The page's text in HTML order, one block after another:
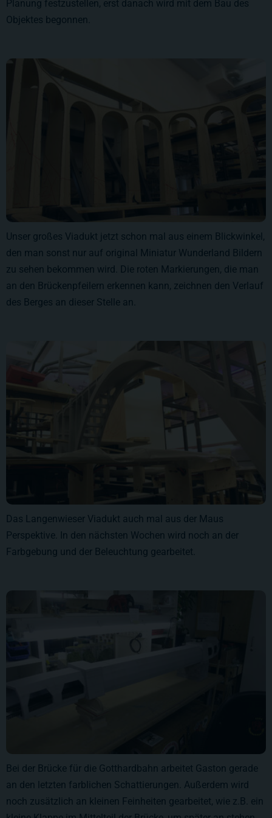
Planung festzustellen, erst danach wird mit dem Bau des
Objektes begonnen.
Unser großes Viadukt jetzt schon mal aus einem Blickwinkel,
den man sonst nur auf original Miniatur Wunderland Bildern
zu sehen bekommen wird. Die roten Markierungen, die man
an den Brückenpfeilern erkennen kann, zeichnen den Verlauf
des Berges an dieser Stelle an.
Das Langenwieser Viadukt auch mal aus der Maus
Perspektive. In den nächsten Wochen wird noch an der
Farbgebung und der Beleuchtung gearbeitet.
Bei der Brücke für die Gotthardbahn arbeitet Gaston gerade
an den letzten farblichen Schattierungen. Außerdem wird
noch zusätzlich an kleinen Feinheiten gearbeitet, wie z.B. ein